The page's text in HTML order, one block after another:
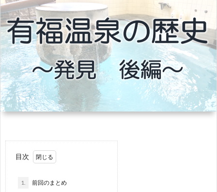
泉
ジ
ュ
ー
福
ス
タ
イ
福
珈
琲
有
福
温
べ
き
about
目次
1. 前回のまとめ